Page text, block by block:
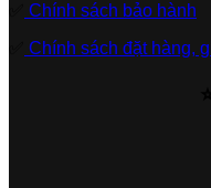
Chính sách bảo hành
Chính sách đặt hàng,